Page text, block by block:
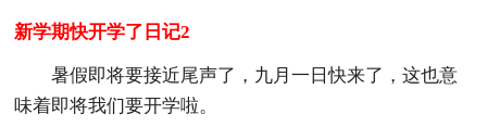
新学期快开学了日记2
暑假即将要接近尾声了，九月一日快来了，这也意
味着即将我们要开学啦。